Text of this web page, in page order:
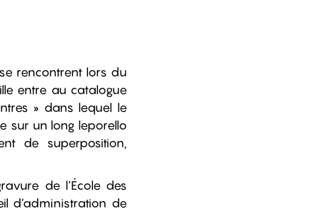
rencontrent lors du
entre au catalogue
» dans lequel le
sur un long leporello
de superposition,
de l’École des
d’administration de